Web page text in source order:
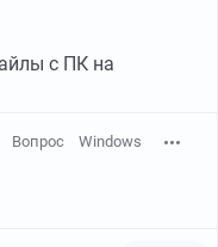
с ПК на
Вопрос Windows